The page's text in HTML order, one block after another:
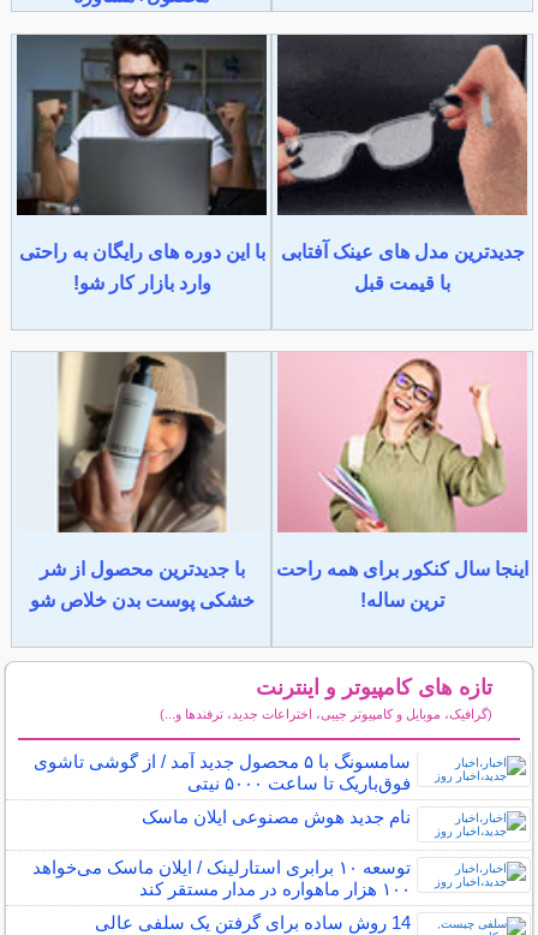
جدیدترین مدل های عینک آفتابی
با قیمت قبل
با این دوره های رایگان به راحتی
وارد بازار کار شو!
اینجا سال کنکور برای همه راحت
ترین ساله!
با جدیدترین محصول از شر
خشکی پوست بدن خلاص شو
تازه های کامپیوتر و اینترنت
(گرافیک، موبایل و کامپیوتر جیبی، اختراعات جدید، ترفندها و...)
سامسونگ با ۵ محصول جدید آمد / از گوشی تاشوی
فوق‌باریک تا ساعت ۵۰۰۰ نیتی
نام جدید هوش مصنوعی ایلان ماسک
توسعه ۱۰ برابری استارلینک / ایلان ماسک می‌خواهد
۱۰۰ هزار ماهواره در مدار مستقر کند
14 روش ساده برای گرفتن یک سلفی عالی